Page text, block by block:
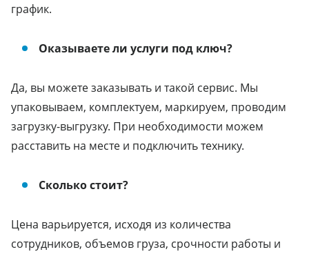
график.
Оказываете ли услуги под ключ?
Да, вы можете заказывать и такой сервис. Мы
упаковываем, комплектуем, маркируем, проводим
загрузку-выгрузку. При необходимости можем
расставить на месте и подключить технику.
Сколько стоит?
Цена варьируется, исходя из количества
сотрудников, объемов груза, срочности работы и